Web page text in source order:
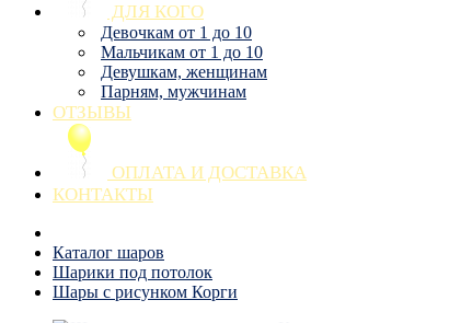
ДЛЯ КОГО
Девочкам от 1 до 10
Мальчикам от 1 до 10
Девушкам, женщинам
Парням, мужчинам
ОТЗЫВЫ
ОПЛАТА И ДОСТАВКА
КОНТАКТЫ
Каталог шаров
Шарики под потолок
Шары с рисунком Корги